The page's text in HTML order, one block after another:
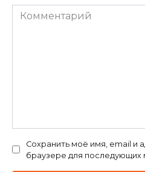
Комментарий
Сохранить моё имя, email и
браузере для последующих